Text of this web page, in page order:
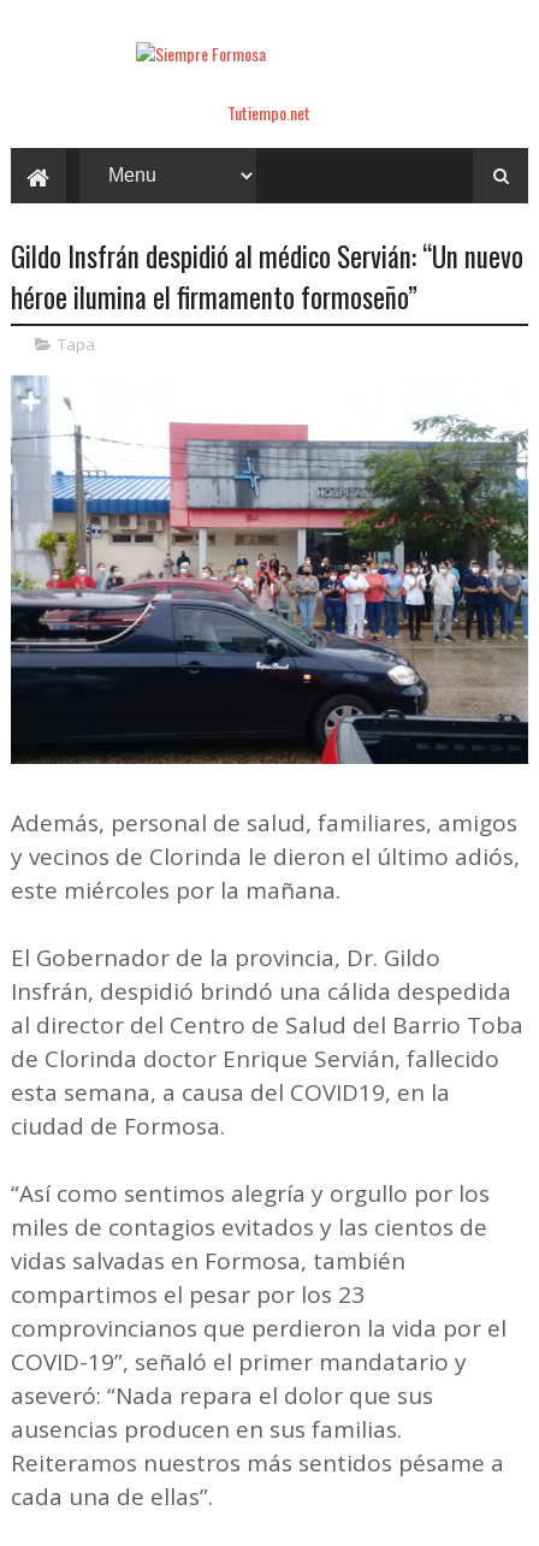
Tutiempo.net
Gildo Insfrán despidió al médico Servián: “Un nuevo
héroe ilumina el firmamento formoseño”
Tapa
Además, personal de salud, familiares, amigos
y vecinos de Clorinda le dieron el último adiós,
este miércoles por la mañana.
El Gobernador de la provincia, Dr. Gildo
Insfrán, despidió brindó una cálida despedida
al director del Centro de Salud del Barrio Toba
de Clorinda doctor Enrique Servián, fallecido
esta semana, a causa del COVID19, en la
ciudad de Formosa.
“Así como sentimos alegría y orgullo por los
miles de contagios evitados y las cientos de
vidas salvadas en Formosa, también
compartimos el pesar por los 23
comprovincianos que perdieron la vida por el
COVID-19”, señaló el primer mandatario y
aseveró: “Nada repara el dolor que sus
ausencias producen en sus familias.
Reiteramos nuestros más sentidos pésame a
cada una de ellas”.